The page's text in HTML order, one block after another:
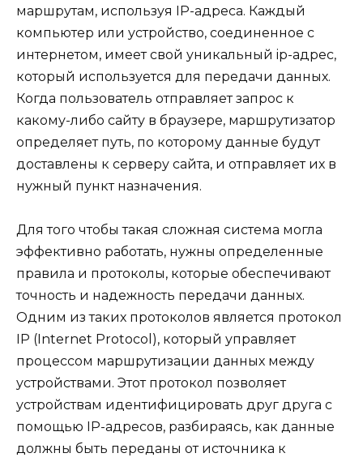
маршрутам, используя IP-адреса. Каждый
компьютер или устройство, соединенное с
интернетом, имеет свой уникальный ip-адрес,
который используется для передачи данных.
Когда пользователь отправляет запрос к
какому-либо сайту в браузере, маршрутизатор
определяет путь, по которому данные будут
доставлены к серверу сайта, и отправляет их в
нужный пункт назначения.
Для того чтобы такая сложная система могла
эффективно работать, нужны определенные
правила и протоколы, которые обеспечивают
точность и надежность передачи данных.
Одним из таких протоколов является протокол
IP (Internet Protocol), который управляет
процессом маршрутизации данных между
устройствами. Этот протокол позволяет
устройствам идентифицировать друг друга с
помощью IP-адресов, разбираясь, как данные
должны быть переданы от источника к